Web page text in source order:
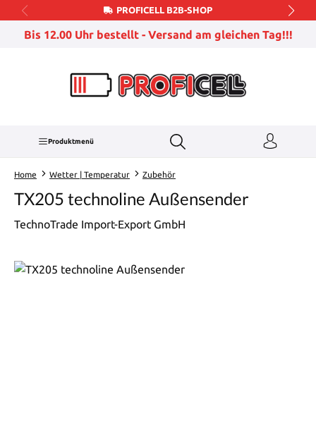
Zum Hauptinhalt springenPROFICELL B2B-SHOP
Bis 12.00 Uhr bestellt - Versand am gleichen Tag!!!
Produktmenü
Home Wetter | Temperatur Zubehör
TX205 technoline Außensender
TechnoTrade Import-Export GmbH